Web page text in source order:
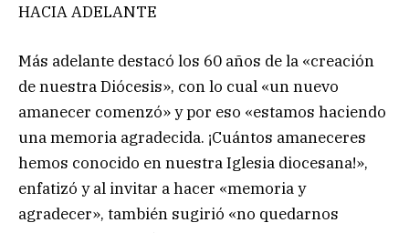
HACIA ADELANTE
Más adelante destacó los 60 años de la «creación
de nuestra Diócesis», con lo cual «un nuevo
amanecer comenzó» y por eso «estamos haciendo
una memoria agradecida. ¡Cuántos amaneceres
hemos conocido en nuestra Iglesia diocesana!»,
enfatizó y al invitar a hacer «memoria y
agradecer», también sugirió «no quedarnos